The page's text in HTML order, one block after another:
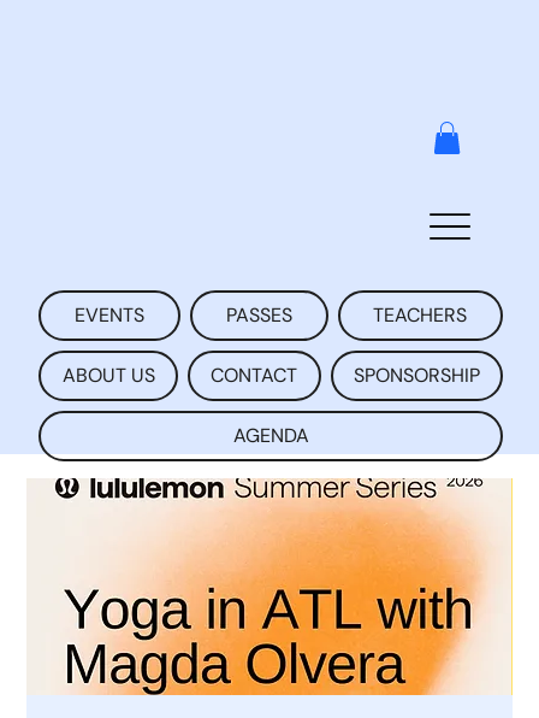
EVENTS PASSES TEACHERS
ABOUT US CONTACT SPONSORSHIP
AGENDA